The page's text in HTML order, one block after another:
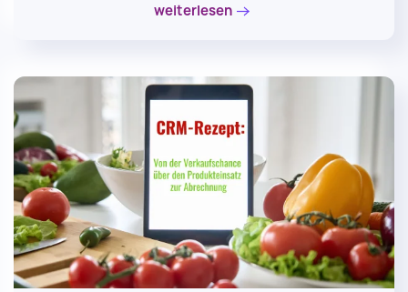
weiterlesen